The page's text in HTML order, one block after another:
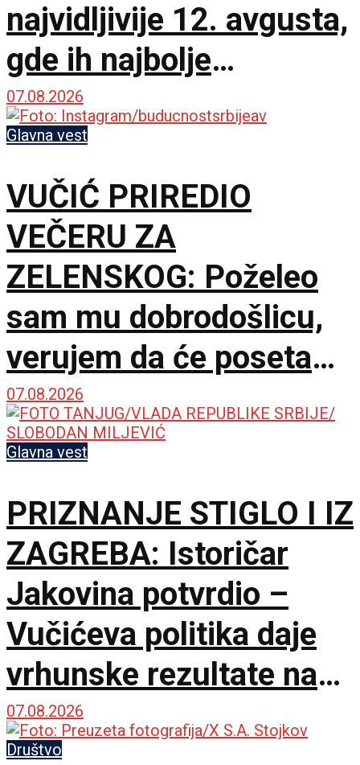
najvidljivije 12. avgusta,
gde ih najbolje
posmatrati
07.08.2026
Glavna vest
VUČIĆ PRIREDIO
VEČERU ZA
ZELENSKOG: Poželeo
sam mu dobrodošlicu,
verujem da će poseta
doprineti razvoju
odnosa
07.08.2026
Glavna vest
PRIZNANJE STIGLO I IZ
ZAGREBA: Istoričar
Jakovina potvrdio –
Vučićeva politika daje
vrhunske rezultate na
međunarodnoj sceni
07.08.2026
Društvo